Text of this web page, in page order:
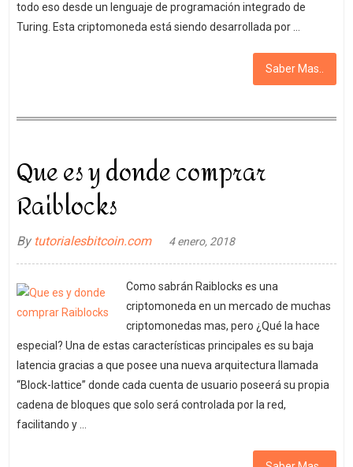
todo eso desde un lenguaje de programación integrado de
Turing. Esta criptomoneda está siendo desarrollada por …
Saber Mas..
Que es y donde comprar
Raiblocks
By tutorialesbitcoin.com 4 enero, 2018
Como sabrán Raiblocks es una
criptomoneda en un mercado de muchas
criptomonedas mas, pero ¿Qué la hace
especial? Una de estas características principales es su baja
latencia gracias a que posee una nueva arquitectura llamada
“Block-lattice” donde cada cuenta de usuario poseerá su propia
cadena de bloques que solo será controlada por la red,
facilitando y …